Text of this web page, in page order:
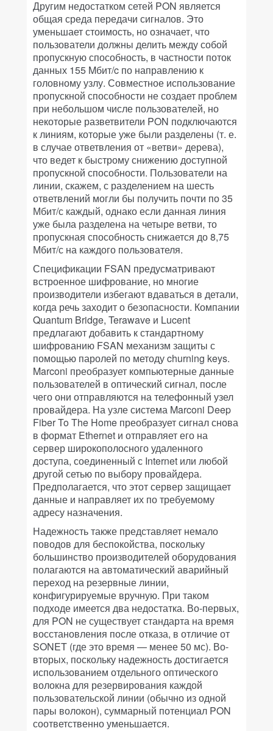
Другим недостатком сетей PON является
общая среда передачи сигналов. Это
уменьшает стоимость, но означает, что
пользователи должны делить между собой
пропускную способность, в частности поток
данных 155 Mбит/c по направлению к
головному узлу. Совместное использование
пропускной способности не создает проблем
при небольшом числе пользователей, но
некоторые разветвители PON подключаются
к линиям, которые уже были разделены (т. е.
в случае ответвления от «ветви» дерева),
что ведет к быстрому снижению доступной
пропускной способности. Пользователи на
линии, скажем, с разделением на шесть
ответвлений могли бы получить почти по 35
Мбит/с каждый, однако если данная линия
уже была разделена на четыре ветви, то
пропускная способность снижается до 8,75
Мбит/с на каждого пользователя.
Спецификации FSAN предусматривают
встроенное шифрование, но многие
производители избегают вдаваться в детали,
когда речь заходит о безопасности. Компании
Quantum Bridge, Terawave и Lucent
предлагают добавить к стандартному
шифрованию FSAN механизм защиты с
помощью паролей по методу churning keys.
Marconi преобразует компьютерные данные
пользователей в оптический сигнал, после
чего они отправляются на телефонный узел
провайдера. На узле система Marconi Deep
Fiber To The Home преобразует сигнал снова
в формат Ethernet и отправляет его на
сервер широкополосного удаленного
доступа, соединенный с Internet или любой
другой сетью по выбору провайдера.
Предполагается, что этот сервер защищает
данные и направляет их по требуемому
адресу назначения.
Надежность также представляет немало
поводов для беспокойства, поскольку
большинство производителей оборудования
полагаются на автоматический аварийный
переход на резервные линии,
конфигурируемые вручную. При таком
подходе имеется два недостатка. Во-первых,
для PON не существует стандарта на время
восстановления после отказа, в отличие от
SONET (где это время — менее 50 мс). Во-
вторых, поскольку надежность достигается
использованием отдельного оптического
волокна для резервирования каждой
пользовательской линии (обычно из одной
пары волокон), суммарный потенциал PON
соответственно уменьшается.